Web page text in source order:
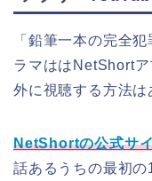
「鉛筆一本の完全
ラマははNetShort
外に視聴する方法は
NetShortの公式サ
話あるうちの最初の